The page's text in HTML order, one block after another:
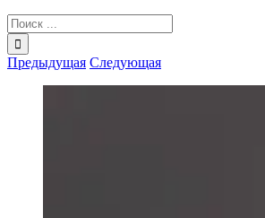
Результат
поиска:
Предыдущая Следующая